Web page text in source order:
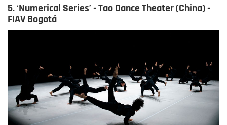
5. ‘Numerical Series’ - Tao Dance Theater (China) -
FIAV Bogotá